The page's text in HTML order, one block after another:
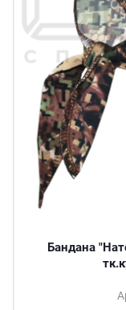
Бандана